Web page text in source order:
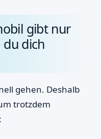
gibt nur
du dich
gehen. Deshalb
trotzdem